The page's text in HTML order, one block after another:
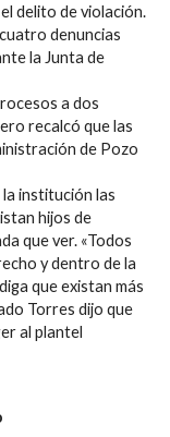
delito de violación.
denuncias
la Junta de
a dos
recalcó que las
de Pozo
institución las
hijos de
que ver. «Todos
y dentro de la
que existan más
Torres dijo que
al plantel